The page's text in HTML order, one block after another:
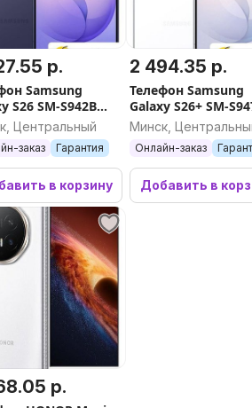
р.
Samsung
S26 SM-S942B
512GB
Центральный
заказ Гарантия
в корзину
2 494.35 р.
Телефон Samsung
Galaxy S26+ SM-
12GB/256GB
Минск,
Онлайн-заказ
Добавить в
р.